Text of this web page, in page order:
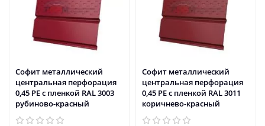
Софит металлический
центральная перфорация
0,45 PE с пленкой RAL 3003
рубиново-красный
Софит металлический
центральная перфорация
0,45 PE с пленкой RAL 3011
коричнево-красный